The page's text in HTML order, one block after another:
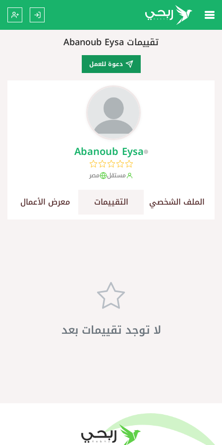
تقييمات Abanoub Eysa
دعوة للعمل
Abanoub Eysa
مستقل مصر
الملف الشخصي التقييمات معرض الأعمال
لا توجد تقييمات بعد